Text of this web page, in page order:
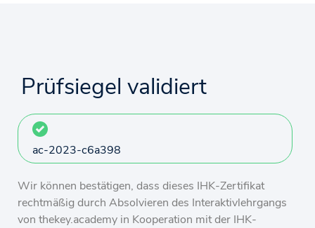
Prüfsiegel validiert
ac-2023-c6a398
Wir können bestätigen, dass dieses IHK-Zertifikat
rechtmäßig durch Absolvieren des Interaktivlehrgangs
von thekey.academy in Kooperation mit der IHK-